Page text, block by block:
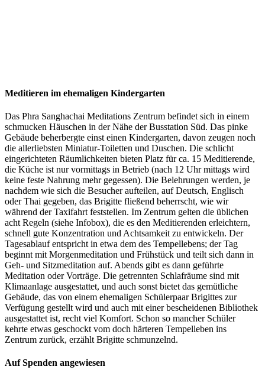
Meditieren im ehemaligen Kindergarten
Das Phra Sanghachai Meditations Zentrum befindet sich in einem
schmucken Häuschen in der Nähe der Busstation Süd. Das pinke
Gebäude beherbergte einst einen Kindergarten, davon zeugen noch
die allerliebsten Miniatur-Toiletten und Duschen. Die schlicht
eingerichteten Räumlichkeiten bieten Platz für ca. 15 Meditierende,
die Küche ist nur vormittags in Betrieb (nach 12 Uhr mittags wird
keine feste Nahrung mehr gegessen). Die Belehrungen werden, je
nachdem wie sich die Besucher aufteilen, auf Deutsch, Englisch
oder Thai gegeben, das Brigitte fließend beherrscht, wie wir
während der Taxifahrt feststellen. Im Zentrum gelten die üblichen
acht Regeln (siehe Infobox), die es den Meditierenden erleichtern,
schnell gute Konzentration und Achtsamkeit zu entwickeln. Der
Tagesablauf entspricht in etwa dem des Tempellebens; der Tag
beginnt mit Morgenmeditation und Frühstück und teilt sich dann in
Geh- und Sitzmeditation auf. Abends gibt es dann geführte
Meditation oder Vorträge. Die getrennten Schlafräume sind mit
Klimaanlage ausgestattet, und auch sonst bietet das gemütliche
Gebäude, das von einem ehemaligen Schülerpaar Brigittes zur
Verfügung gestellt wird und auch mit einer bescheidenen Bibliothek
ausgestattet ist, recht viel Komfort. Schon so mancher Schüler
kehrte etwas geschockt vom doch härteren Tempelleben ins
Zentrum zurück, erzählt Brigitte schmunzelnd.
Auf Spenden angewiesen